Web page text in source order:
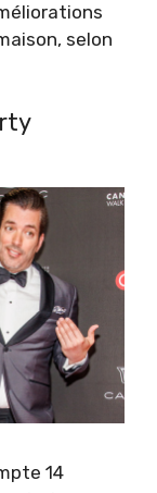
selon
14